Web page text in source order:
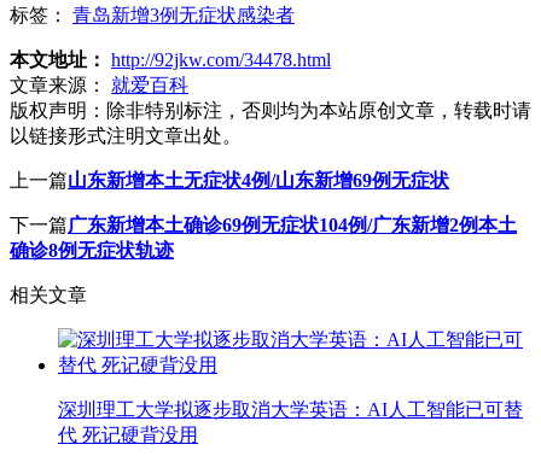
标签： 青岛新增3例无症状感染者
本文地址： http://92jkw.com/34478.html
文章来源：
就爱百科
版权声明： 除非特别标注，否则均为本站原创文章，转载时请
以链接形式注明文章出处。
上一篇山东新增本土无症状4例/山东新增69例无症状
下一篇广东新增本土确诊69例无症状104例/广东新增2例本土
确诊8例无症状轨迹
相关文章
深圳理工大学拟逐步取消大学英语：AI人工智能已可替
代 死记硬背没用